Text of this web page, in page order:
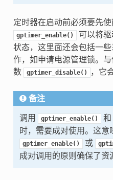
定时器在启动前必须要先
gptimer_enable()
可以将
状态，这里面还会包括一
作，如申请电源管理锁。
数
gptimer_disable() ，它
备注
调用 gptimer_enable() 和
时，需要成对使用。这
gptimer_enable() 或
成对调用的原则确保了资